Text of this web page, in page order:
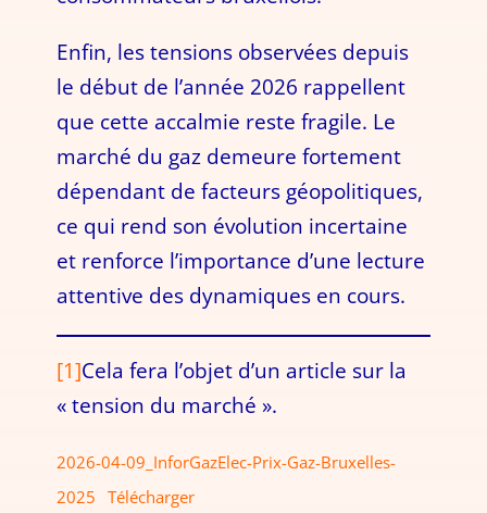
Enfin, les tensions observées depuis
le début de l’année 2026 rappellent
que cette accalmie reste fragile. Le
marché du gaz demeure fortement
dépendant de facteurs géopolitiques,
ce qui rend son évolution incertaine
et renforce l’importance d’une lecture
attentive des dynamiques en cours.
[1]Cela fera l’objet d’un article sur la
« tension du marché ».
2026-04-09_InforGazElec-Prix-Gaz-Bruxelles-
2025 Télécharger